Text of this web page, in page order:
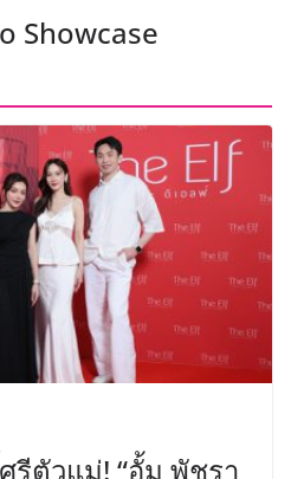
นสากล ภายใต้ Thailand
Plan 2030
าจัดกิจกรรมเจรจาธุรกิจ
CONNECT 2026” ยก
ฑ์ท้องถิ่นสู่ตลาดเชิง
ยั่งยืน
Showcase
ตัวแม่! “อั้ม พัชรา